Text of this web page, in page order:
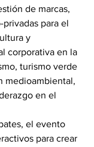
de marcas,
para el
y
corporativa en la
turismo verde
medioambiental,
en el
el evento
para crear